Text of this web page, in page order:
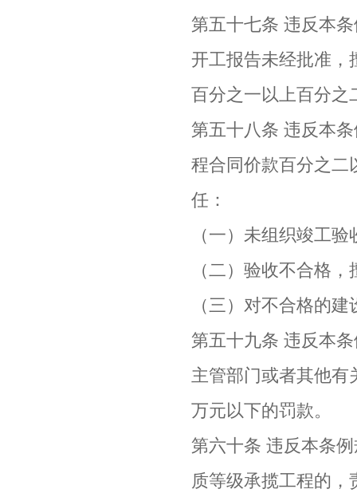
第五十七条 违反本
开工报告未经批准，
百分之一以上百分之
第五十八条 违反本
程合同价款百分之二
任：
（一）未组织竣工
（二）验收不合格
（三）对不合格的
第五十九条 违反本
主管部门或者其他有
万元以下的罚款。
第六十条 违反本条
质等级承揽工程的